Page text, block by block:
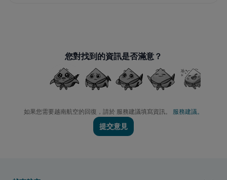
您對找到的資訊是否滿意？
如果您需要越南航空的回復，請於 服務建議填寫資訊。 服務建議。
提交意見